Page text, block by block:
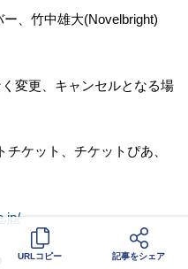
雄大(Novelbright)
キャンセルとなる場
ケット、チケットぴあ、
URLコピー 記事をシェア